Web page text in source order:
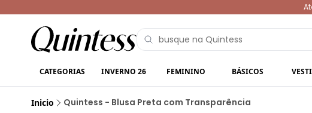
CATEGORIAS INVERNO 26 FEMININO BÁSICOS
Inicio Quintess - Blusa Preta com Transparência